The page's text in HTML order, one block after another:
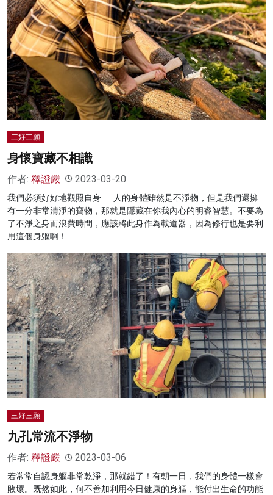
三好三願
身懷寶藏不相識
作者: 釋證嚴 2023-03-20
我們必須好好地觀照自身──人的身體雖然是不淨物，但是我們還擁
有一分非常清淨的寶物，那就是隱藏在你我內心的明睿智慧。不要為
了不淨之身而浪費時間，應該將此身作為載道器，因為修行也是要利
用這個身軀啊！
三好三願
九孔常流不淨物
作者: 釋證嚴 2023-03-06
若常常自認身軀非常乾淨，那就錯了！有朝一日，我們的身體一樣會
敗壞。既然如此，何不善加利用今日健康的身軀，能付出生命的功能